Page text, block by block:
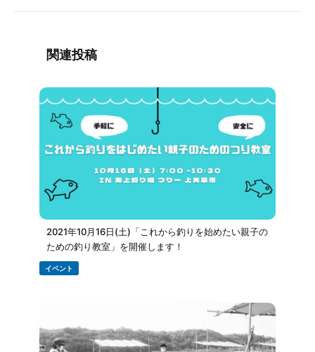
関連投稿
2021年10月16日(土)「これから釣りを始めたい親子の
ための釣り教室」を開催します！
イベント